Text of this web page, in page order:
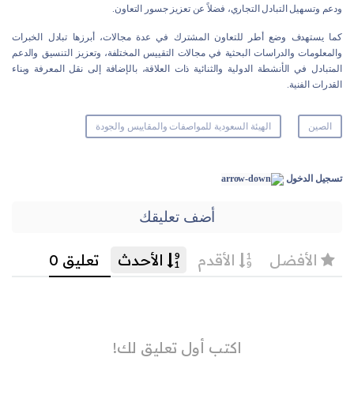
ودعم وتسهيل التبادل التجاري، فضلاً عن تعزيز جسور التعاون.
كما يستهدف وضع أطر للتعاون المشترك في عدة مجالات، أبرزها تبادل الخبرات
والمعلومات والدراسات البحثية في مجالات التقييس المختلفة، وتعزيز التنسيق والدعم
المتبادل في الأنشطة الدولية والثنائية ذات العلاقة، بالإضافة إلى نقل المعرفة وبناء
القدرات الفنية.
الصين الهيئة السعودية للمواصفات والمقاييس والجودة
تسجيل الدخول
أضف تعليقك